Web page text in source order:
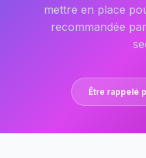
mettre en place
recommandée
Être rappelé